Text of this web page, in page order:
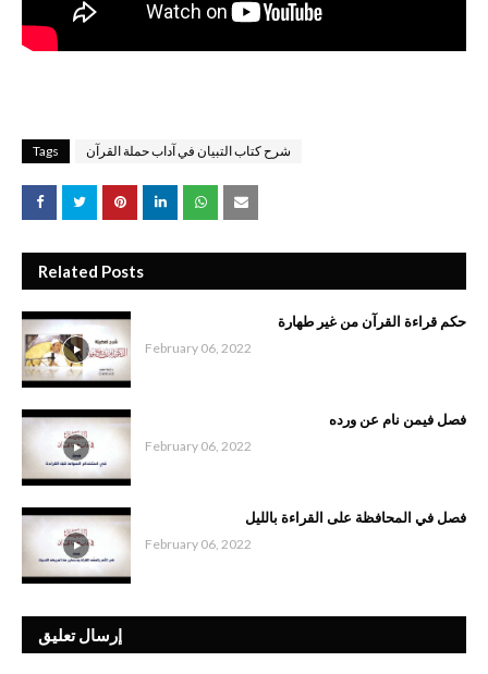
Tags شرح كتاب التبيان في آداب حملة القرآن
Related Posts
حكم قراءة القرآن من غير طهارة
February 06, 2022
فصل فيمن نام عن ورده
February 06, 2022
فصل في المحافظة على القراءة بالليل
February 06, 2022
إرسال تعليق